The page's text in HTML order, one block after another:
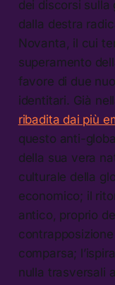
dei discorsi
dalla destra
Novanta, il cui
superamento
favore di due
identitari. Già
ribadita dai più
questo anti-
della sua vera
culturale della
economico; il
antico, proprio
comparsa;
nulla trasversali